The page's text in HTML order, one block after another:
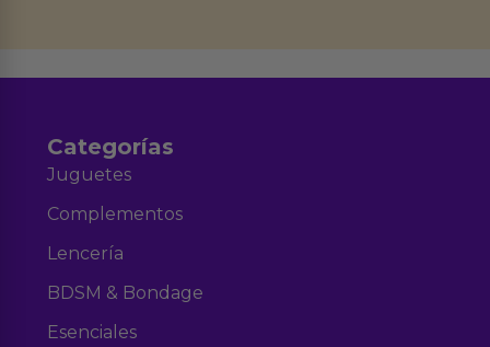
Categorías
Juguetes
Complementos
Lencería
BDSM & Bondage
Esenciales